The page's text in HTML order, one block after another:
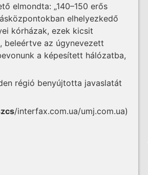
elmondta: „140–150 erős
elhelyezkedő
kórházak, ezek kicsit
beleértve az úgynevezett
a képesített hálózatba,
régió benyújtotta javaslatát
/interfax.com.ua/umj.com.ua)